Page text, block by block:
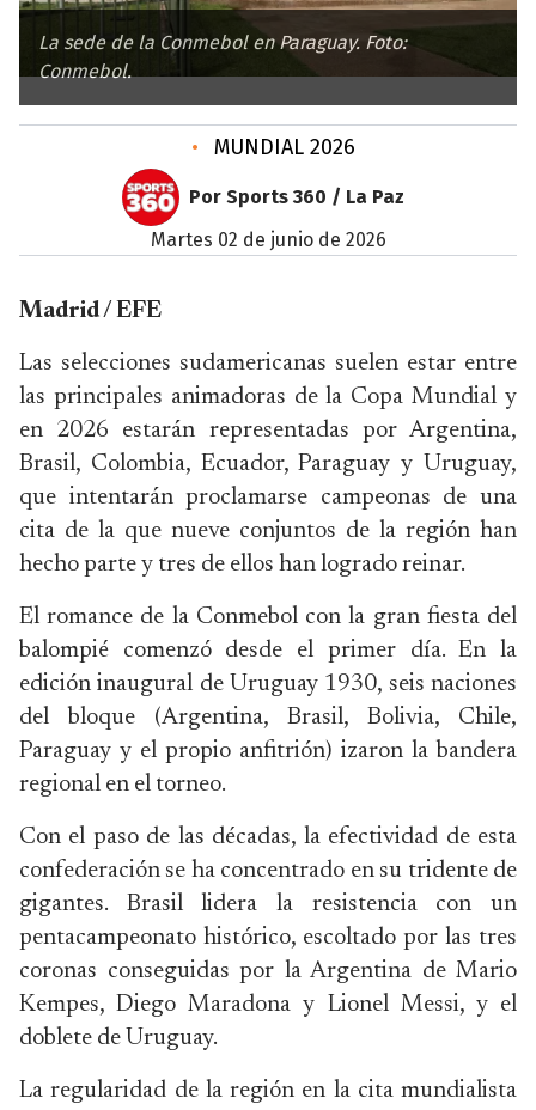
La sede de la Conmebol en Paraguay. Foto:
Conmebol.
• MUNDIAL 2026
Por Sports 360 / La Paz
martes 02 de junio de 2026
Madrid / EFE
Las selecciones sudamericanas suelen estar entre
las principales animadoras de la Copa Mundial y
en 2026 estarán representadas por Argentina,
Brasil, Colombia, Ecuador, Paraguay y Uruguay,
que intentarán proclamarse campeonas de una
cita de la que nueve conjuntos de la región han
hecho parte y tres de ellos han logrado reinar.
El romance de la Conmebol con la gran fiesta del
balompié comenzó desde el primer día. En la
edición inaugural de Uruguay 1930, seis naciones
del bloque (Argentina, Brasil, Bolivia, Chile,
Paraguay y el propio anfitrión) izaron la bandera
regional en el torneo.
Con el paso de las décadas, la efectividad de esta
confederación se ha concentrado en su tridente de
gigantes. Brasil lidera la resistencia con un
pentacampeonato histórico, escoltado por las tres
coronas conseguidas por la Argentina de Mario
Kempes, Diego Maradona y Lionel Messi, y el
doblete de Uruguay.
La regularidad de la región en la cita mundialista